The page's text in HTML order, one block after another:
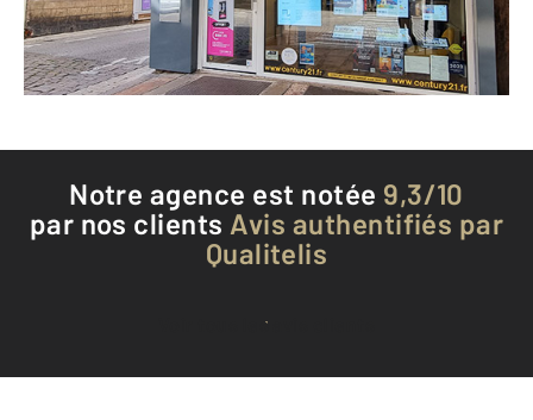
Envoyer un message
Téléphoner à l'agence
Notre agence est notée 9,3/10
par nos clients Avis authentifiés par
Qualitelis
Voir tous les avis clients